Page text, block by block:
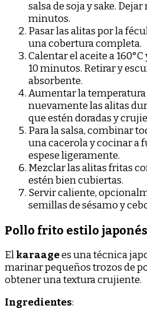
salsa de soja y sake.
minutos.
Pasar las alitas por la
una cobertura completa.
Calentar el aceite a
10 minutos. Retirar y
absorbente.
Aumentar la temperatura
nuevamente las alitas
que estén doradas y
Para la salsa, combinar
una cacerola y cocinar a
espese ligeramente.
Mezclar las alitas fritas
estén bien cubiertas.
Servir caliente,
semillas de sésamo y
Pollo frito estilo
Elkaraagees una técnica
marinar pequeños trozos de
obtener una textura crujiente.
Ingredientes: